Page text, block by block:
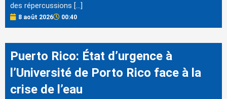
des répercussions […]
8 août 2026 00:40
Puerto Rico: État d’urgence à
l’Université de Porto Rico face à la
crise de l’eau